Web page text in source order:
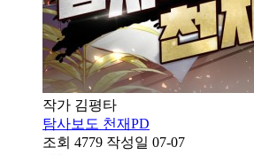
작가 김평타
탐사보도 천재PD
조회 4779 작성일 07-07